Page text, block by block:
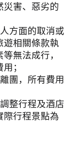
災害、惡劣的
方面的取消或
遊相關條款執
無法成行，
；
團，所有費用
整行程及酒店
際行程景點為